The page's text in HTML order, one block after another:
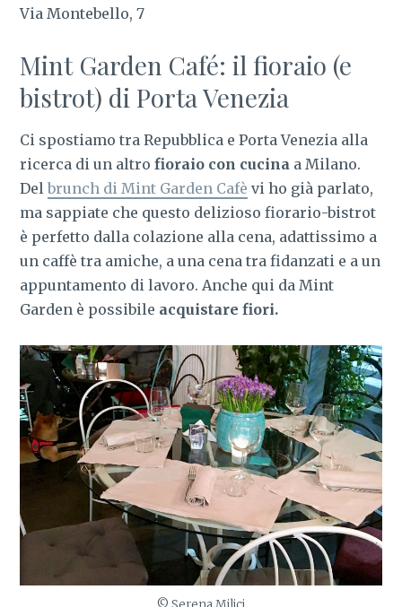
Via Montebello, 7
Mint Garden Café: il fioraio (e
bistrot) di Porta Venezia
Ci spostiamo tra Repubblica e Porta Venezia alla
ricerca di un altrofioraio con cucina a Milano.
Delbrunch di Mint Garden Cafè vi ho già parlato,
ma sappiate che questo delizioso fiorario-bistrot
è perfetto dalla colazione alla cena, adattissimo a
un caffè tra amiche, a una cena tra fidanzati e a un
appuntamento di lavoro. Anche qui da Mint
Garden è possibile acquistare fiori.